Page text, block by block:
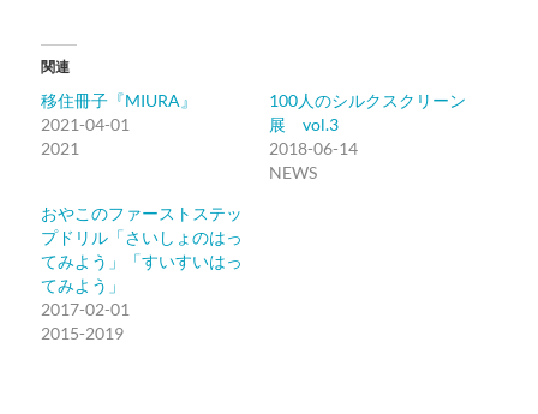
関連
移住冊子『MIURA』
2021-04-01
2021
100人のシルクスクリーン
展 vol.3
2018-06-14
NEWS
おやこのファーストステッ
プドリル「さいしょのはっ
てみよう」「すいすいはっ
てみよう」
2017-02-01
2015-2019